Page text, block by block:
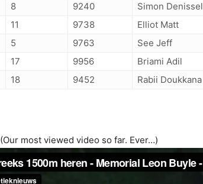
8 9240 Simon Denissel
11 9738 Elliot Matt
5 9763 See Jeff
17
9956 Briami Adil
18
9452 Rabii Doukkana
(Our most viewed video so far. Ever…)